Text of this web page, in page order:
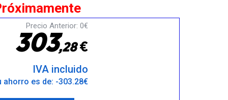
Precio Anterior: 0€
303,28€
IVA incluido
ahorro es de: -303.28€